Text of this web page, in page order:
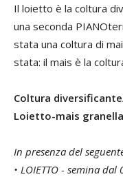
Il loietto è la coltura
una seconda
stata una coltura di
stata: il mais è la
Coltura
Loietto-mais granella
In presenza del
• LOIETTO - semina